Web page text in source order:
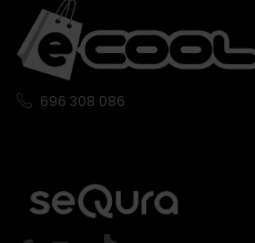
696 308 086